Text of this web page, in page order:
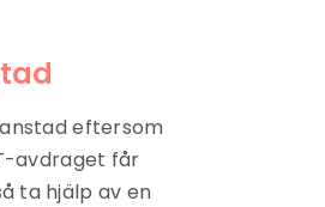
eftersom
avdraget får
ta hjälp av en